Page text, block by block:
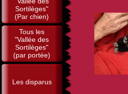
Sortilèges"
(Par chien)
Tous les
"Vallée des
Sortilèges"
(par portée)
Les disparus